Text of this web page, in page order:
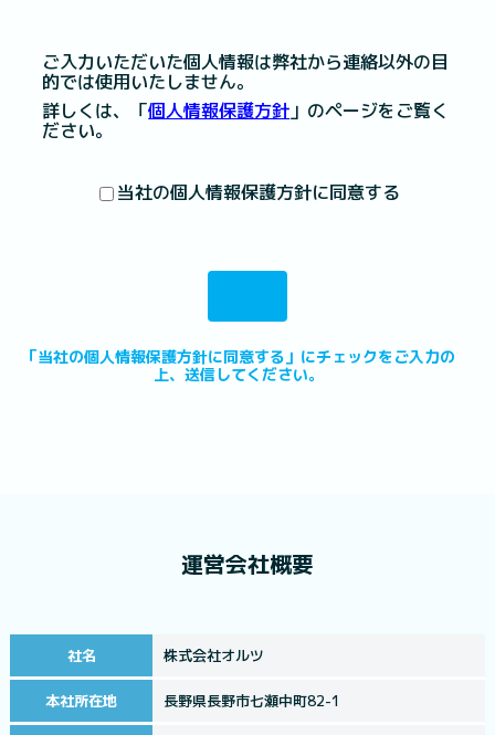
ご入力いただいた個人情報は弊社から連絡以外の目
的では使用いたしません。
詳しくは、「個人情報保護方針 」のページをご覧く
ださい。
当社の個人情報保護方針に同意する
「当社の個人情報保護方針に同意する」にチェックをご入力の
上、送信してください。
運営会社概要
社名 株式会社オルツ
本社所在地 長野県長野市七瀬中町82-1